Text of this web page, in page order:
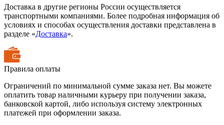
Доставка в другие регионы России осуществляется
транспортными компаниями. Более подробная информация об
условиях и способах осуществления доставки представлена в
разделе «Доставка».
Правила оплаты
Ограничений по минимальной сумме заказа нет. Вы можете
оплатить товар наличными курьеру при получении заказа,
банковской картой, либо используя систему электронных
платежей при оформлении заказа.